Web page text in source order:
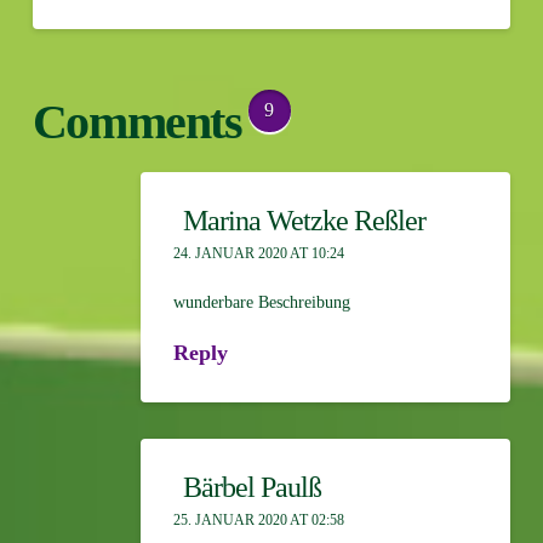
Comments 9
Marina Wetzke Reßler
24. JANUAR 2020 AT 10:24
wunderbare Beschreibung
Reply
Bärbel Paulß
25. JANUAR 2020 AT 02:58